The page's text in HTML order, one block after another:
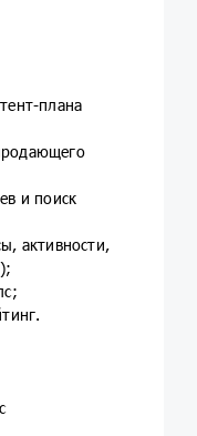
плана
и поиск
активности,